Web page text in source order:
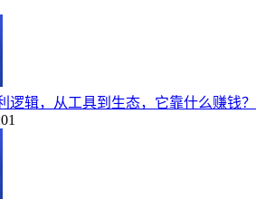
逻辑，从工具到生态，它靠什么赚钱？